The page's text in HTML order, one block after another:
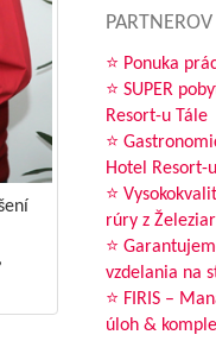
PARTNEROV
⭐ Ponuka
⭐ SUPER
Resort-u Tále
⭐
Hotel Resort-
⭐
rúry z
⭐
vzdelania na
⭐ FIRIS –
úloh &